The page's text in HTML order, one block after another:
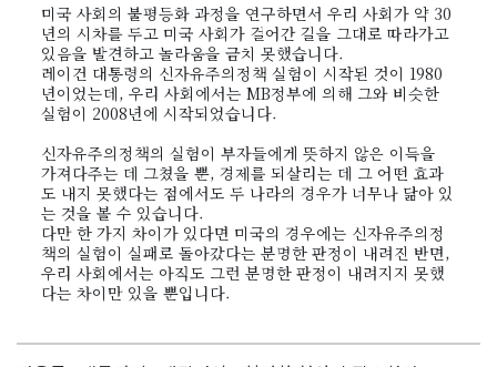
미국 사회의 불평등화 과정을 연구하면서 우리 사회가 약 30
년의 시차를 두고 미국 사회가 걸어간 길을 그대로 따라가고
있음을 발견하고 놀라움을 금치 못했습니다.
레이건 대통령의 신자유주의정책 실험이 시작된 것이 1980
년이었는데, 우리 사회에서는 MB정부에 의해 그와 비슷한
실험이 2008년에 시작되었습니다.
신자유주의정책의 실험이 부자들에게 뜻하지 않은 이득을
가져다주는 데 그쳤을 뿐, 경제를 되살리는 데 그 어떤 효과
도 내지 못했다는 점에서도 두 나라의 경우가 너무나 닮아 있
는 것을 볼 수 있습니다.
다만 한 가지 차이가 있다면 미국의 경우에는 신자유주의정
책의 실험이 실패로 돌아갔다는 분명한 판정이 내려진 반면,
우리 사회에서는 아직도 그런 분명한 판정이 내려지지 못했
다는 차이만 있을 뿐입니다.